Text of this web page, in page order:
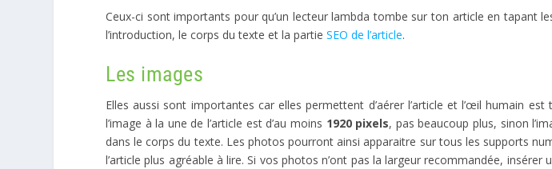
Ceux-ci sont importants pour qu’un lecteur lambda tombe sur ton article en tapant
l’introduction, le corps du texte et la partie SEO de l’article.
Les images
Elles aussi sont importantes car elles permettent d’aérer l’article et l’œil humain
l’image à la une de l’article est d’au moins 1920 pixels, pas beaucoup plus, sinon
dans le corps du texte. Les photos pourront ainsi apparaitre sur tous les supports
l’article plus agréable à lire. Si vos photos n’ont pas la largeur recommandée,